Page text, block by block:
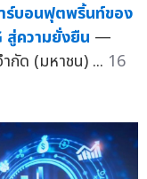
ร์บอนฟุตพริ้นท์ของ
สู่ความยั่งยืน —
กัด (มหาชน) ... 16